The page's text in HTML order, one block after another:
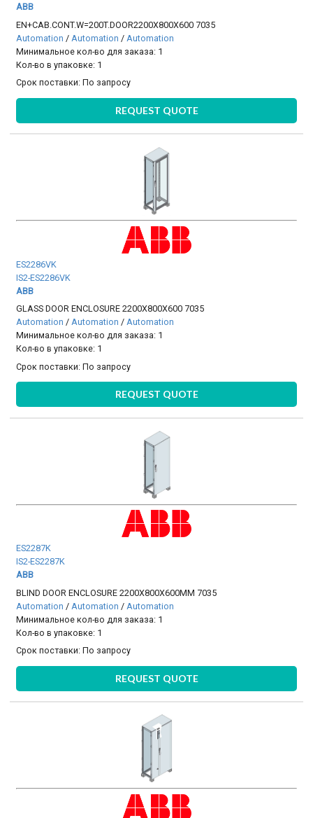
ABB
EN+CAB.CONT.W=200T.DOOR2200X800X600 7035
Automation / Automation / Automation
Минимальное кол-во для заказа: 1
Кол-во в упаковке: 1
Срок поставки:По запросу
REQUEST QUOTE
ES2286VK
IS2-ES2286VK
ABB
GLASS DOOR ENCLOSURE 2200X800X600 7035
Automation /Automation /Automation
Минимальное кол-во для заказа: 1
Кол-во в упаковке: 1
Срок поставки:По запросу
REQUEST QUOTE
ES2287K
IS2-ES2287K
ABB
BLIND DOOR ENCLOSURE 2200X800X600MM 7035
Automation / Automation / Automation
Минимальное кол-во для заказа: 1
Кол-во в упаковке: 1
Срок поставки:По запросу
REQUEST QUOTE